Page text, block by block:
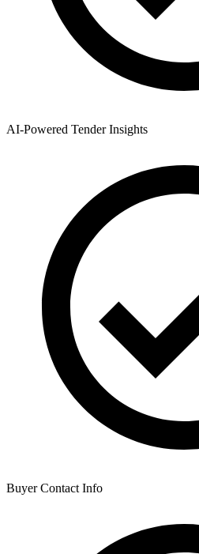
AI-Powered Tender Insights
Buyer Contact Info